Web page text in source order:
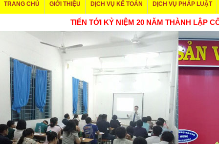
TRANG CHỦ GIỚI THIỆU DỊCH VỤ KẾ TOÁN DỊCH VỤ PHÁP LUẬT
TIẾN TỚI KỶ NIỆM 20 NĂM THÀNH